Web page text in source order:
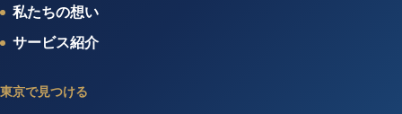
私たちの想い
サービス紹介
東京で見つける